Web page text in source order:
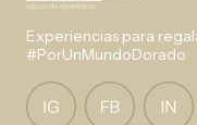
Experiencias para
#PorUnMundoDorado